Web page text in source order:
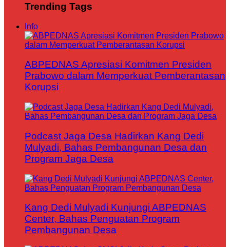
Trending Tags
Info
ABPEDNAS Apresiasi Komitmen Presiden
Prabowo dalam Memperkuat Pemberantasan
Korupsi
Podcast Jaga Desa Hadirkan Kang Dedi
Mulyadi, Bahas Pembangunan Desa dan
Program Jaga Desa
Kang Dedi Mulyadi Kunjungi ABPEDNAS
Center, Bahas Penguatan Program
Pembangunan Desa